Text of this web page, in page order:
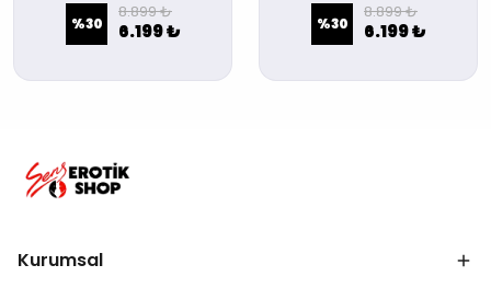
%30
8.899 ₺
6.199 ₺ %30
8.899 ₺
6.199 ₺
Kurumsal